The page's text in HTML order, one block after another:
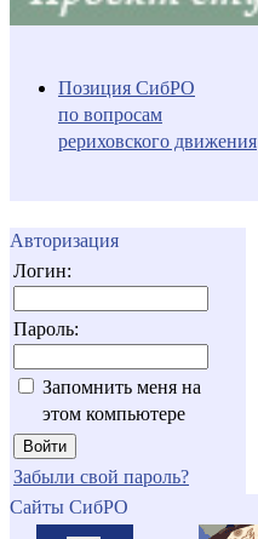
Позиция СибРО
по вопросам
рериховского движения
Авторизация
Логин:
Пароль:
Запомнить меня на
этом компьютере
Забыли свой пароль?
Сайты СибРО